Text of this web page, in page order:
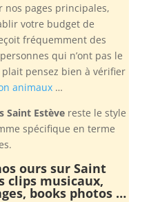
pages principales,
votre budget de
fréquemment des
qui n’ont pas le
pensez bien à vérifier
animaux…
Saint Estèvereste le style
spécifique en terme
ours sur Saint
clips musicaux,
books photos …